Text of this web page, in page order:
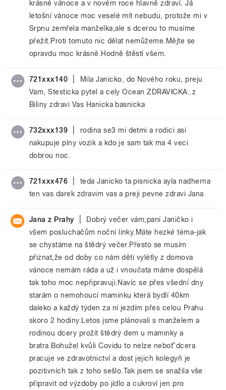
krásné vánoce a v novém roce hlavně zdraví. Já
letošní vánoce moc veselé mít nebudu, protože mi v
Srpnu zemřela manželka,ale s dcerou to musíme
přežít.Proti tomuto nic dělat nemůžeme.Mějte se
opravdu moc krásně.Hodně štěstí všem.
721xxx140
Mila Janicko, do Nového roku, preju
Vam, Stesticka pytel a cely Ocean ZDRAVICKA..z
Biliny zdravi Vas Hanicka basnicka
732xxx139
rodina se3 mi detmi a rodici asi
nakupuje plny vozik a kdo je sam tak ma 4 veci
dobrou noc.
721xxx476
teda Janicko ta pisnicka ayla nadherna
ten vas darek zdravim vas a preji pevne zdravi Jana
Jana z Prahy
Dobrý večer vám,paní Janičko i
všem posluchačům noční linky.Máte hezké téma-jak
se chystáme na štědrý večer.Přesto se musím
přiznat,že od doby co nám děti vylétly z domova
vánoce nemám ráda a už i vnoučata máme dospělá
tak toho moc nepřipravuji.Navíc se přes všední dny
starám o nemohoucí maminku která bydlí 40km
daleko a každý týden za ní jezdím přes celou Prahu
skoro 2 hodiny.Letos jsme plánovali s manželem a
rodinou dcery prožít štědrý dem u maminky a
bratra.Bohužel kvůli Covidu to nelze neboťˇdcera
pracuje ve zdravotnictví a dost jejich kolegyň je
pozitivních tak z toho sešlo.Tak jsem se snažila vše
připravit od výzdoby po jídlo a cukroví jen pro